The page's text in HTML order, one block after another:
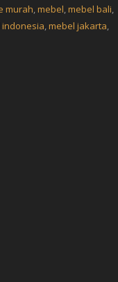
murah,mebel,mebel bali,
,mebel jakarta,